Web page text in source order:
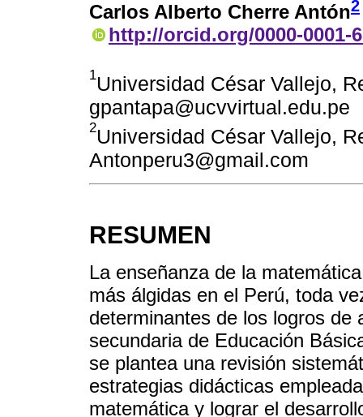
Carlos Alberto Cherre Antón2
http://orcid.org/0000-0001-
1Universidad César Vallejo,
gpantapa@ucvvirtual.edu.pe
2Universidad César Vallejo,
Antonperu3@gmail.com
RESUMEN
La enseñanza de la
más álgidas en el Perú, toda
determinantes de los logros de
secundaria de Educación
se plantea una revisión
estrategias didácticas
matemática y lograr el